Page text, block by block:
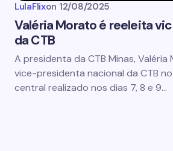
LulaFlixon 12/08/2025
Valéria Morato é reeleita
da CTB
A presidenta da CTB Minas,
vice-presidenta nacional da CTB
central realizado nos dias 7, 8 e 9…